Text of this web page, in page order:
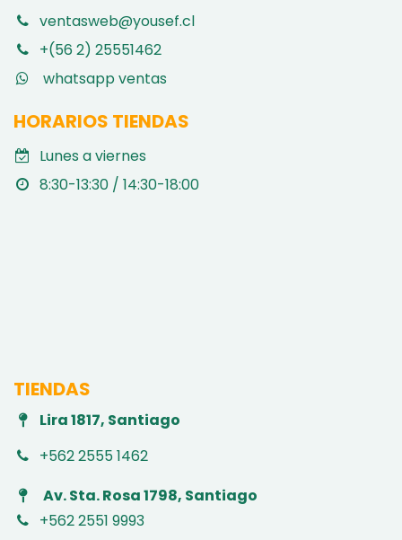
ventasweb@yousef.cl
+(56 2) 25551462
whatsapp ventas
HORARIOS TIENDAS
Lunes a viernes
8:30-13:30 / 14:30-18:00
TIENDAS
Lira 1817, Santiago
+562 2555 1462
Av. Sta. Rosa 1798, Santiago
+562 2551 9993